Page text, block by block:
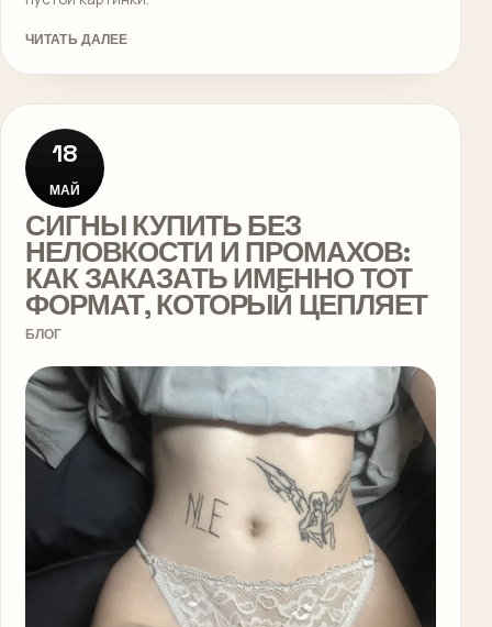
ЧИТАТЬ ДАЛЕЕ
18
МАЙ
СИГНЫ КУПИТЬ БЕЗ
НЕЛОВКОСТИ И ПРОМАХОВ:
КАК ЗАКАЗАТЬ ИМЕННО ТОТ
ФОРМАТ, КОТОРЫЙ ЦЕПЛЯЕТ
БЛОГ